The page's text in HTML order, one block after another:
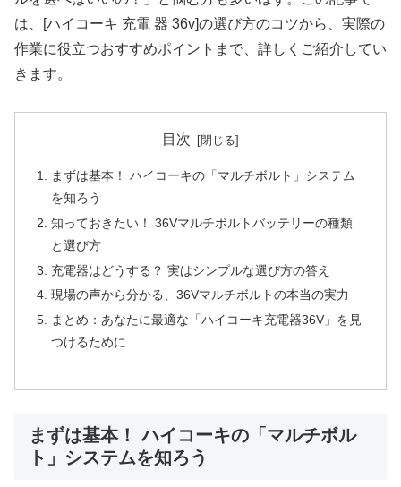
は、[ハイコーキ 充電 器 36v]の選び方のコツから、実際の
作業に役立つおすすめポイントまで、詳しくご紹介してい
きます。
目次
まずは基本！ ハイコーキの「マルチボルト」システム
を知ろう
知っておきたい！ 36Vマルチボルトバッテリーの種類
と選び方
充電器はどうする？ 実はシンプルな選び方の答え
現場の声から分かる、36Vマルチボルトの本当の実力
まとめ：あなたに最適な「ハイコーキ充電器36V」を見
つけるために
まずは基本！ ハイコーキの「マルチボル
ト」システムを知ろう